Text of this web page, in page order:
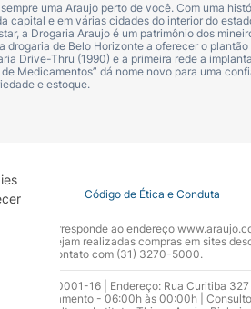
uma Araujo perto de você. Com uma
capital e em várias cidades do interior do
a Drogaria Araujo é um patrimônio dos
drogaria de Belo Horizonte a oferecer o
Drive-Thru (1990) e a primeira rede a
Medicamentos” dá nome novo para uma
e estoque.
Covid-19 Código de Ética e Conduta
oficial corresponde ao endereço
que não sejam realizadas compras em sites
entrar em contato com (31) 3270-5000.
16 | Endereço: Rua Curitiba
funcionamento - 06:00h às 00:00h |